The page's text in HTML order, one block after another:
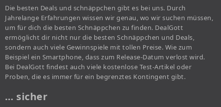
Die besten Deals und schnäppchen gibt es bei uns. Durch
Jahrelange Erfahrungen wissen wir genau, wo wir suchen müssen,
um für dich die besten Schnäppchen zu finden. DealGott
ermöglicht dir nicht nur die besten Schnäppchen und Deals,
sondern auch viele Gewinnspiele mit tollen Preise. Wie zum
Beispiel ein Smartphone, dass zum Release-Datum verlost wird.
Bei DealGott findest auch viele kostenlose Test-Artikel oder
Proben, die es immer für ein begrenztes Kontingent gibt.
… sicher